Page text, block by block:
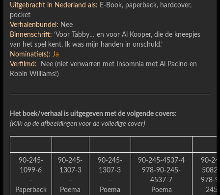
Uitgebracht in Nederland als: E-Book, paperback, hardcover,
pocket
Verhalenbundel: Nee
Binnenschrift: ‘Voor Tabby… en voor Al Kooper, die de kneepjes
van het spel kent. Ik was mijn handen in onschuld.’
Nominatie(s): Ja
Verfilmd: Nee (niet verwarren met Insomnia met Al Pacino en
Robin Williams!)
Het boek/verhaal is uitgegeven met de volgende covers:
(Klik op de afbeeldingen voor de volledige cover)
90-245-
1099-6
–
Paperback
90-245-
1307-3
–
Poema
90-245-
1307-3
–
Poema
90-245-4537-4
978-90-245-
4537-7
Poema
90-
978-
245-